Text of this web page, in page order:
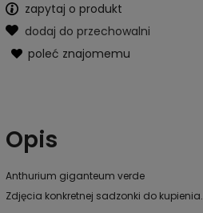
zapytaj o produkt
dodaj do przechowalni
poleć znajomemu
Opis
Anthurium giganteum verde
Zdjęcia konkretnej sadzonki do kupienia.